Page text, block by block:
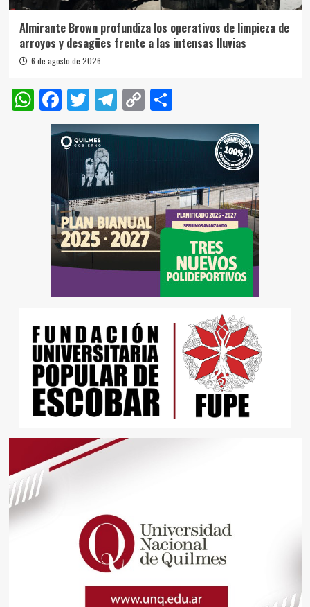
Almirante Brown profundiza los operativos de limpieza de
arroyos y desagües frente a las intensas lluvias
6 de agosto de 2026
WhatsApp
Facebook
Twitter
Telegram
Copy
Link
Compartir